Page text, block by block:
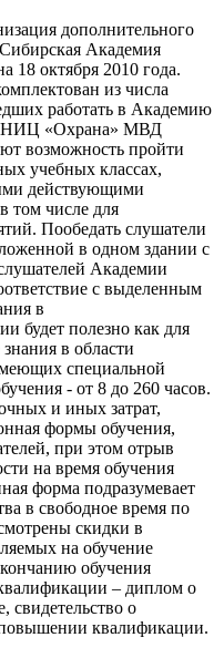
дополнительного
Академия
18 октября 2010 года.
из числа
работать в Академию
НИЦ «Охрана» МВД
возможность пройти
учебных классах,
действующими
том числе для
Пообедать слушатели
в одном здании с
Академии
с выделенным
в
будет полезно как для
в области
специальной
- от 8 до 260 часов.
и иных затрат,
формы обучения,
при этом отрыв
на время обучения
форма подразумевает
в свободное время по
скидки в
на обучение
обучения
– диплом о
свидетельство о
квалификации.